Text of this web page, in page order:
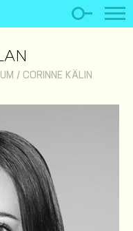
/ CORINNE KÄLIN